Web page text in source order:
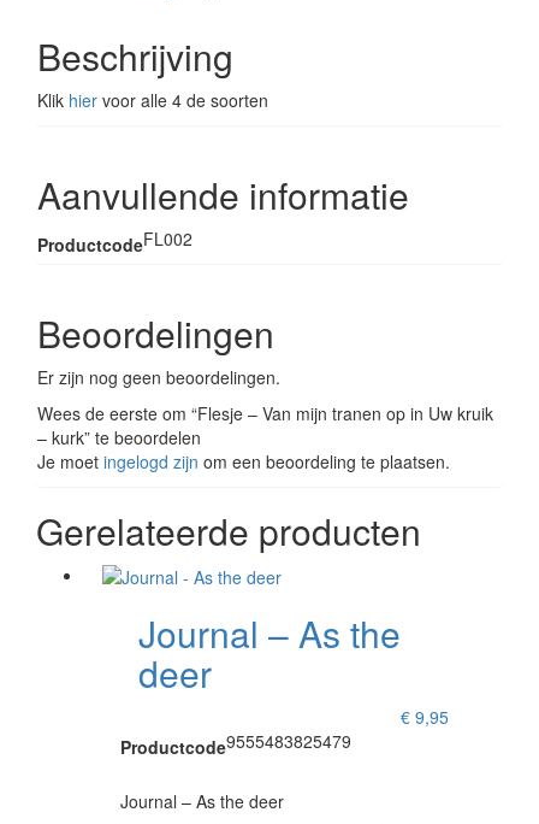
Beschrijving
Klik hier voor alle 4 de soorten
Aanvullende informatie
ProductcodeFL002
Beoordelingen
Er zijn nog geen beoordelingen.
Wees de eerste om “Flesje – Van mijn tranen op in Uw kruik
– kurk” te beoordelen
Je moet ingelogd zijn om een beoordeling te plaatsen.
Gerelateerde producten
Journal – As the
deer
€ 9,95
Productcode9555483825479
Journal – As the deer